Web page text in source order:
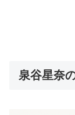
泉谷星奈